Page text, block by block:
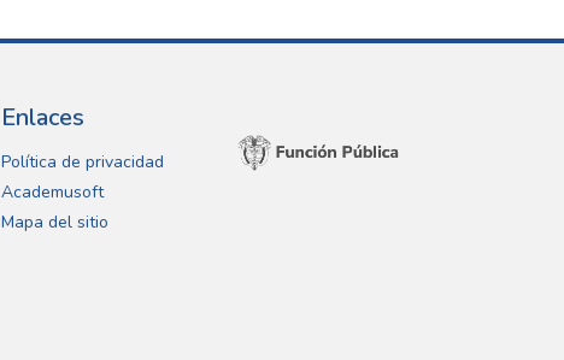
Enlaces
Política de privacidad
Academusoft
Mapa del sitio